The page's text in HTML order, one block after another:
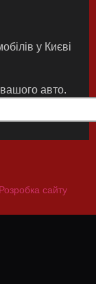
у Києві
авто.
Розробка сайту